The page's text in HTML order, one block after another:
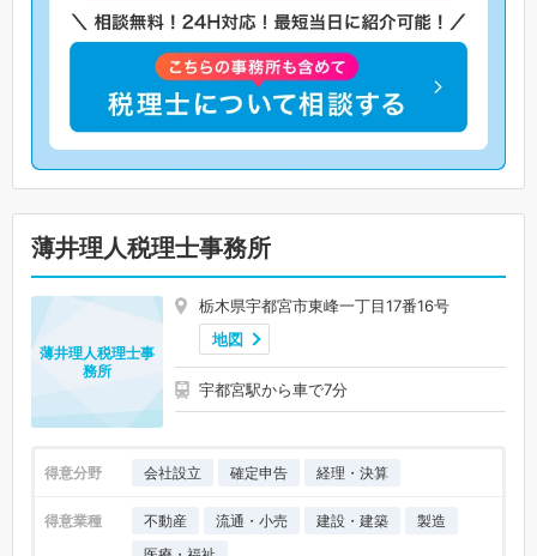
薄井理人税理士事務所
栃木県宇都宮市東峰一丁目17番16号
地図
宇都宮駅から車で7分
薄井理人税理士事
務所
得意分野 会社設立 確定申告 経理・決算
得意業種 不動産 流通・小売 建設・建築
製造